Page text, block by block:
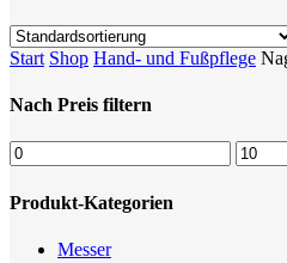
Start Shop Hand- und Fußpflege
Nach Preis filtern
Min.
Preis
Max.
Preis
Produkt-Kategorien
Messer